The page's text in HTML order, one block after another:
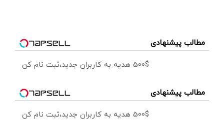
مطالب پیشنهادی
500$ هدیه به کاربران جدید،ثبت نام کن
مطالب پیشنهادی
500$ هدیه به کاربران جدید،ثبت نام کن